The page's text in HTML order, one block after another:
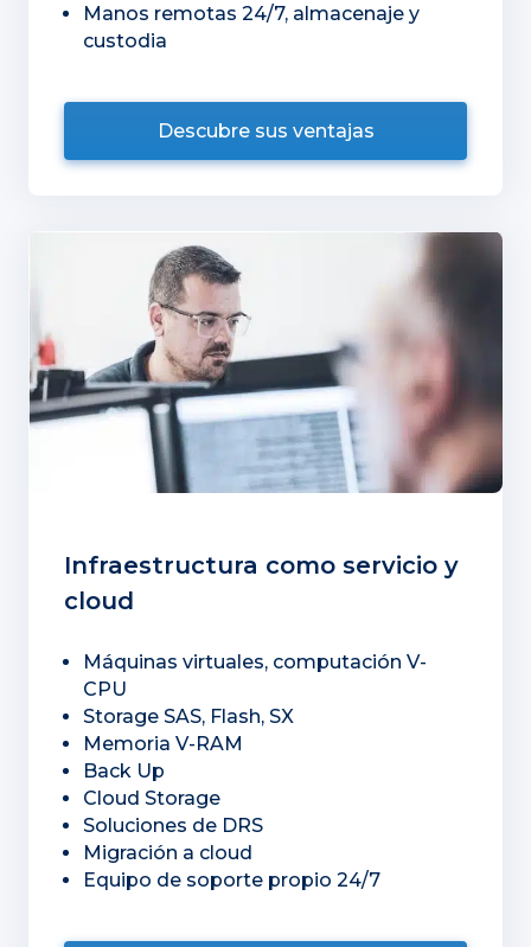
Manos remotas 24/7, almacenaje y
custodia
Descubre sus ventajas
Infraestructura como servicio y
cloud
Máquinas virtuales, computación V-
CPU
Storage SAS, Flash, SX
Memoria V-RAM
Back Up
Cloud Storage
Soluciones de DRS
Migración a cloud
Equipo de soporte propio 24/7